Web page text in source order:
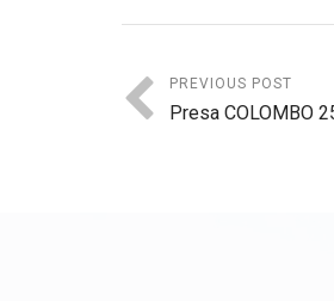
PREVIOUS POST
Presa COLOMBO